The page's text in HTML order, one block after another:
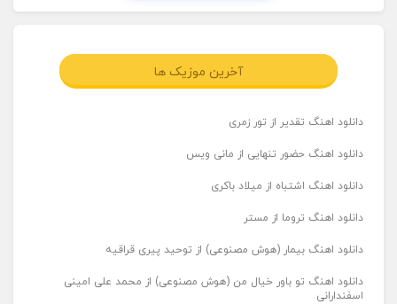
آخرین موزیک ها
دانلود اهنگ تقدیر از تور زمری
دانلود اهنگ حضور تنهایی از مانی ویس
دانلود اهنگ اشتباه از میلاد باکری
دانلود اهنگ تروما از مستر
دانلود اهنگ بیمار (هوش مصنوعی) از توحید پیری قراقیه
دانلود اهنگ تو باور خیال من (هوش مصنوعی) از محمد علی امینی
اسفندارانی